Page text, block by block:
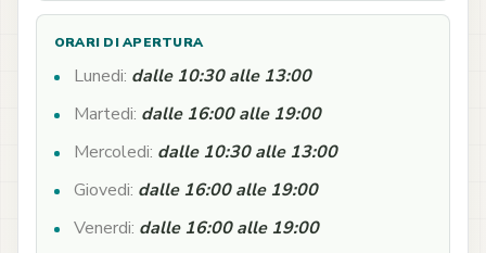
ORARI DI APERTURA
Lunedi: dalle 10:30 alle 13:00
Martedi: dalle 16:00 alle 19:00
Mercoledi: dalle 10:30 alle 13:00
Giovedi: dalle 16:00 alle 19:00
Venerdi: dalle 16:00 alle 19:00